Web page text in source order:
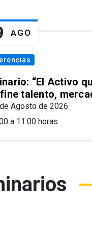
AGO
“El Activo
talento,
Agosto de 2026
a 11:00 horas